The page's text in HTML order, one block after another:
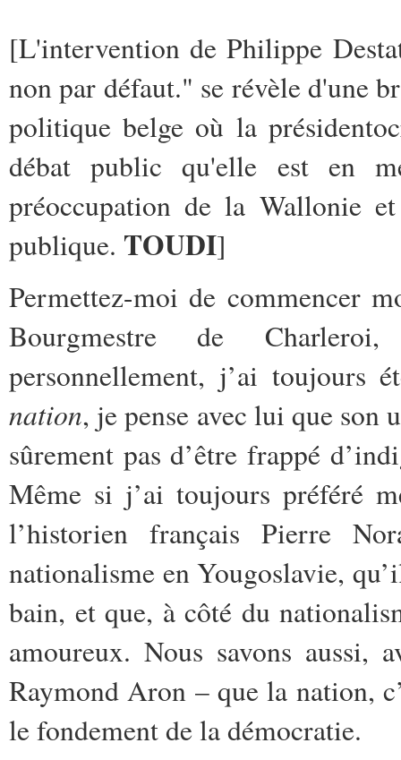
[L'intervention de Philippe
non par défaut." se révèle d'une
politique belge où la
débat public qu'elle est en
préoccupation de la Wallonie
publique. TOUDI]
Permettez-moi de commencer
Bourgmestre de
personnellement, j’ai toujours
nation, je pense avec lui que son
sûrement pas d’être frappé
Même si j’ai toujours préféré
l’historien français Pierre
nationalisme en Yougoslavie,
bain, et que, à côté du
amoureux. Nous savons aussi,
Raymond Aron – que la nation,
le fondement de la démocratie.